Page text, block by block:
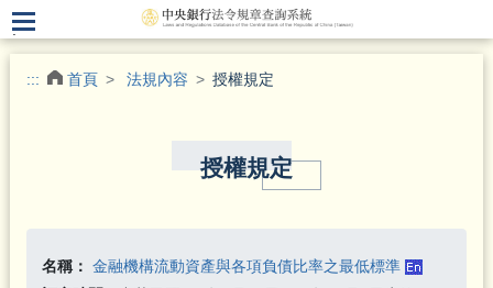
.
::: 首頁 法規內容 授權規定
授權規定
名稱： 金融機構流動資產與各項負債比率之最低標準